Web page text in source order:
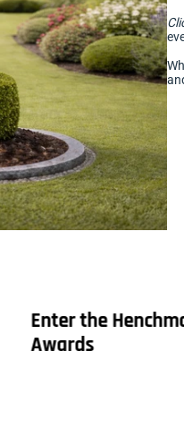
Enter the
Awards